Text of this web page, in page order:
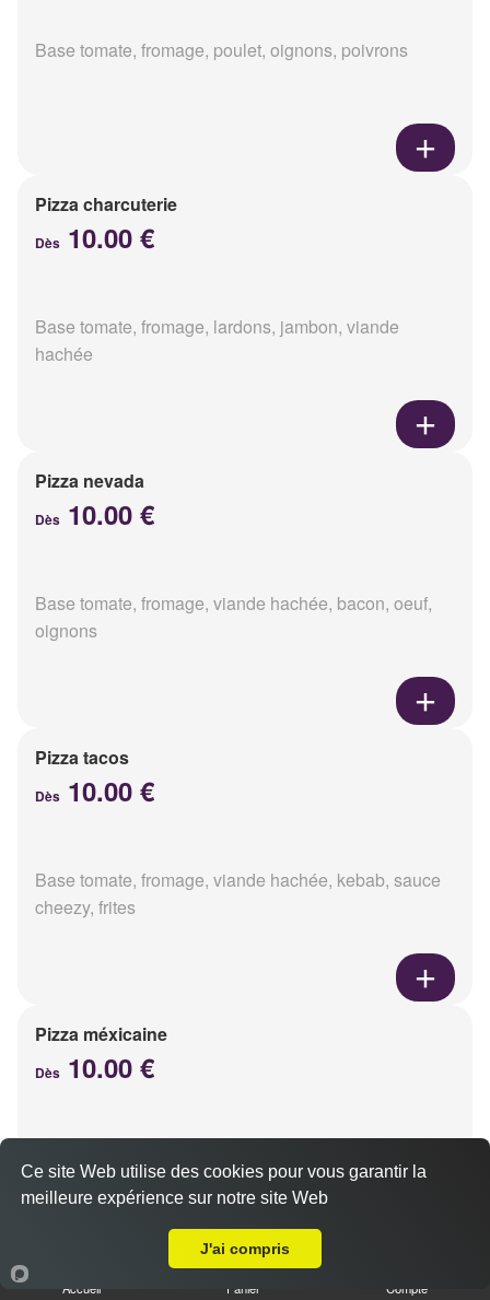
Base tomate, fromage, poulet, oignons, poivrons
Pizza charcuterie
Dès 10.00 €
Base tomate, fromage, lardons, jambon, viande
hachée
Pizza nevada
Dès 10.00 €
Base tomate, fromage, viande hachée, bacon, oeuf,
oignons
Pizza tacos
Dès 10.00 €
Base tomate, fromage, viande hachée, kebab, sauce
cheezy, frites
Pizza méxicaine
Dès 10.00 €
chorizo, poivrons
Accueil Panier Compte
Ce site Web utilise des cookies pour vous garantir la
meilleure expérience sur notre site Web
J'ai compris